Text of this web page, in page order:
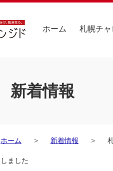
ホーム 札幌チ
新着情報
ホーム 新着情報
しました